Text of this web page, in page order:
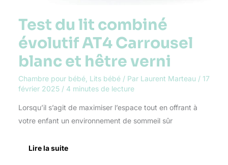
Test du lit combiné
évolutif AT4 Carrousel
blanc et hêtre verni
Chambre pour bébé, Lits bébé/ Par Laurent Marteau / 17
février 2025 / 4 minutes de lecture
Lorsqu’il s’agit de maximiser l’espace tout en offrant à
votre enfant un environnement de sommeil sûr
Lire la suite